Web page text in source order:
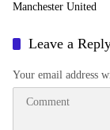
Manchester United
Leave a
Your email address